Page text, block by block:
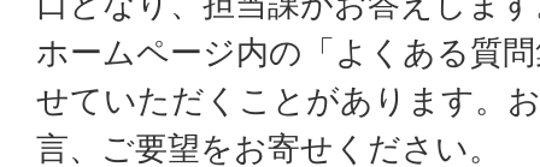
ホームページ内の「よくある質
せていただくことがあります。
言、ご要望をお寄せください。